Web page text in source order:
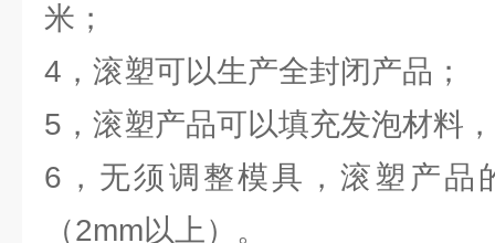
米；
4，滚塑可以生产全封闭产品；
5，滚塑产品可以填充发泡材料
6，无须调整模具，滚塑产品
（2mm以上）。